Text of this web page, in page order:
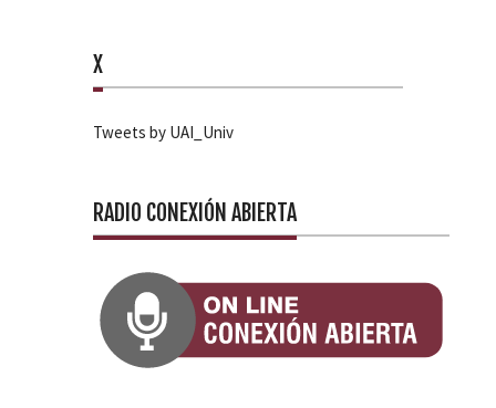
X
Tweets by UAI_Univ
RADIO CONEXIÓN ABIERTA